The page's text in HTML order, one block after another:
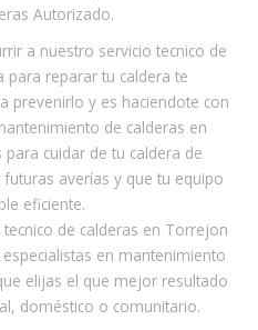
Autorizado.
a nuestro servicio tecnico de
para reparar tu caldera te
prevenirlo y es haciendote con
de calderas en
cuidar de tu caldera de
averías y que tu equipo
eficiente.
de calderas en Torrejon
en mantenimiento
elijas el que mejor resultado
doméstico o comunitario.